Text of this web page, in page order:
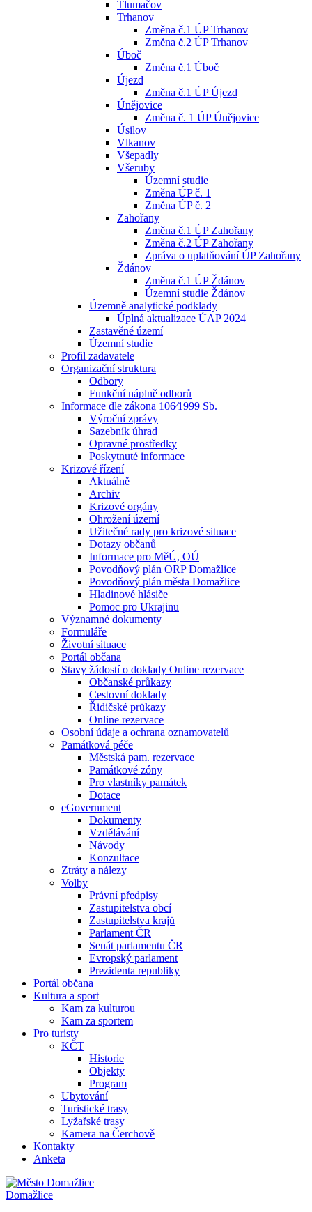
Tlumačov
Trhanov
Změna č.1 ÚP Trhanov
Změna č.2 ÚP Trhanov
Úboč
Změna č.1 Úboč
Újezd
Změna č.1 ÚP Újezd
Únějovice
Změna č. 1 ÚP Únějovice
Úsilov
Vlkanov
Všepadly
Všeruby
Územní studie
Změna ÚP č. 1
Změna ÚP č. 2
Zahořany
Změna č.1 ÚP Zahořany
Změna č.2 ÚP Zahořany
Zpráva o uplatňování ÚP Zahořany
Ždánov
Změna č.1 ÚP Ždánov
Územní studie Ždánov
Územně analytické podklady
Úplná aktualizace ÚAP 2024
Zastavěné území
Územní studie
Profil zadavatele
Organizační struktura
Odbory
Funkční náplně odborů
Informace dle zákona 106⁄1999 Sb.
Výroční zprávy
Sazebník úhrad
Opravné prostředky
Poskytnuté informace
Krizové řízení
Aktuálně
Archiv
Krizové orgány
Ohrožení území
Užitečné rady pro krizové situace
Dotazy občanů
Informace pro MěÚ, OÚ
Povodňový plán ORP Domažlice
Povodňový plán města Domažlice
Hladinové hlásiče
Pomoc pro Ukrajinu
Významné dokumenty
Formuláře
Životní situace
Portál občana
Stavy žádostí o doklady Online rezervace
Občanské průkazy
Cestovní doklady
Řidičské průkazy
Online rezervace
Osobní údaje a ochrana oznamovatelů
Památková péče
Městská pam. rezervace
Památkové zóny
Pro vlastníky památek
Dotace
eGovernment
Dokumenty
Vzdělávání
Návody
Konzultace
Ztráty a nálezy
Volby
Právní předpisy
Zastupitelstva obcí
Zastupitelstva krajů
Parlament ČR
Senát parlamentu ČR
Evropský parlament
Prezidenta republiky
Portál občana
Kultura a sport
Kam za kulturou
Kam za sportem
Pro turisty
KČT
Historie
Objekty
Program
Ubytování
Turistické trasy
Lyžařské trasy
Kamera na Čerchově
Kontakty
Anketa
Domažlice